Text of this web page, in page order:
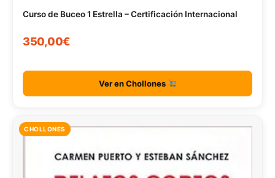
Curso de Buceo 1 Estrella – Certificación Internacional
350,00€
Ver en Chollones
CHOLLONES